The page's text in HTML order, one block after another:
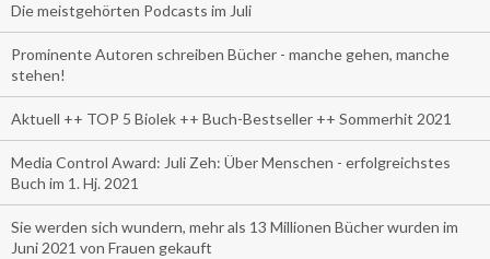
Die meistgehörten Podcasts im Juli
Prominente Autoren schreiben Bücher - manche gehen, manche
stehen!
Aktuell ++ TOP 5 Biolek ++ Buch-Bestseller ++ Sommerhit 2021
Media Control Award: Juli Zeh: Über Menschen - erfolgreichstes
Buch im 1. Hj. 2021
Sie werden sich wundern, mehr als 13 Millionen Bücher wurden im
Juni 2021 von Frauen gekauft